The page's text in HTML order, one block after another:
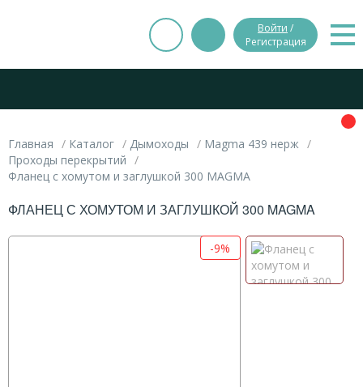
Войти /
Регистрация
Главная Каталог Дымоходы
Magma 439 нерж
Проходы перекрытий
Фланец с хомутом и заглушкой 300 MAGMA
ФЛАНЕЦ С ХОМУТОМ И ЗАГЛУШКОЙ 300 MAGMA
-9%